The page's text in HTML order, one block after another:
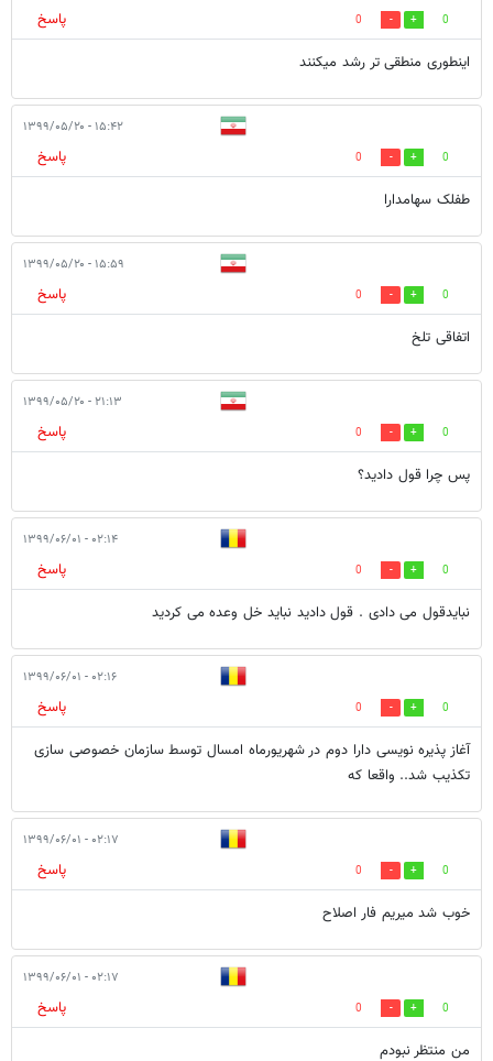
0
0
پاسخ
اینطوری منطقی تر رشد میکنند
۱۵:۴۲ - ۱۳۹۹/۰۵/۲۰
0
0
پاسخ
طفلک سهامدارا
۱۵:۵۹ - ۱۳۹۹/۰۵/۲۰
0
0
پاسخ
اتفاقی تلخ
۲۱:۱۳ - ۱۳۹۹/۰۵/۲۰
0
0
پاسخ
پس چرا قول دادید؟
۰۲:۱۴ - ۱۳۹۹/۰۶/۰۱
0
0
پاسخ
نبایدقول می دادی . قول دادید نباید خل وعده می کردید
۰۲:۱۶ - ۱۳۹۹/۰۶/۰۱
0
0
پاسخ
آغاز پذیره نویسی دارا دوم در شهریورماه امسال توسط سازمان خصوصی سازی
تکذیب شد.. واقعا که
۰۲:۱۷ - ۱۳۹۹/۰۶/۰۱
0
0
پاسخ
خوب شد میریم فار اصلاح
۰۲:۱۷ - ۱۳۹۹/۰۶/۰۱
0
0
پاسخ
من منتظر نبودم